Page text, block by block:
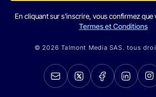
En cliquant sur s'inscrire, vous confirmez que
Termes et Conditions
© 2026 Talmont Media SAS. tous